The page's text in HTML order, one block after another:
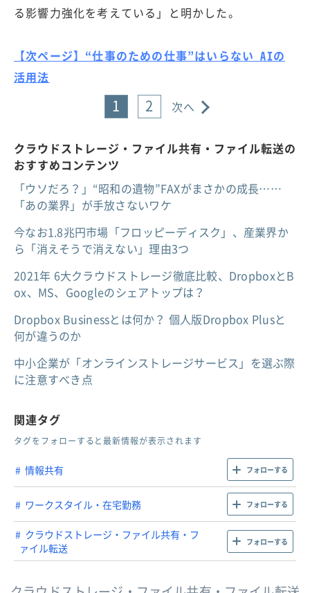
る影響力強化を考えている」と明かした。
【次ページ】“仕事のための仕事”はいらない AIの
活用法
1 2 次へ
クラウドストレージ・ファイル共有・ファイル転送の
おすすめコンテンツ
「ウソだろ？」“昭和の遺物”FAXがまさかの成長……
「あの業界」が手放さないワケ
今なお1.8兆円市場「フロッピーディスク」、産業界か
ら「消えそうで消えない」理由3つ
2021年 6大クラウドストレージ徹底比較、DropboxとB
ox、MS、Googleのシェアトップは？
Dropbox Businessとは何か？ 個人版Dropbox Plusと
何が違うのか
中小企業が「オンラインストレージサービス」を選ぶ際
に注意すべき点
関連タグ
タグをフォローすると最新情報が表示されます
情報共有 フォローする
ワークスタイル・在宅勤務 フォローする
クラウドストレージ・ファイル共有・フ
ァイル転送
フォローする